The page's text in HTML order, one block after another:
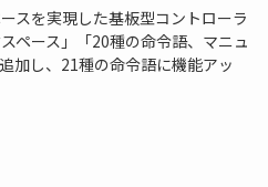
スを実現した基板型コントローラ
ペース」「20種の命令語、マニュ
加し、21種の命令語に機能アッ